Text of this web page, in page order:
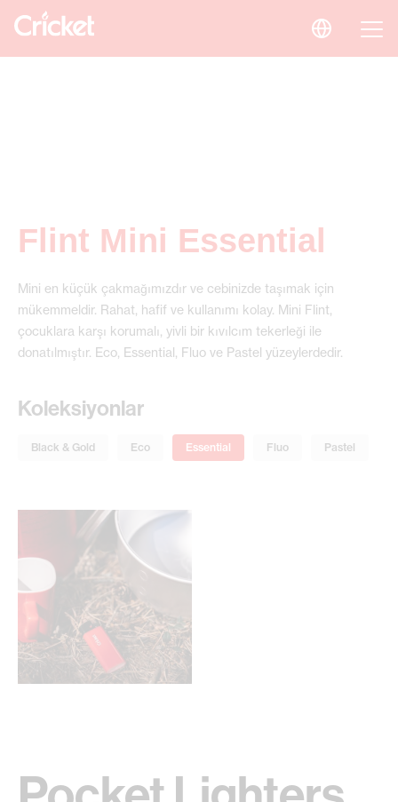
Flint Mini Essential
Mini en küçük çakmağımızdır ve cebinizde taşımak için
mükemmeldir. Rahat, hafif ve kullanımı kolay. Mini Flint,
çocuklara karşı korumalı, yivli bir kıvılcım tekerleği ile
donatılmıştır. Eco, Essential, Fluo ve Pastel yüzeylerdedir.
Koleksiyonlar
Black & Gold Eco Essential Fluo Pastel